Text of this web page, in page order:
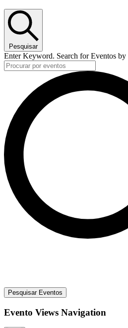
Pesquisar
Enter Keyword. Search for Eventos
Pesquisar Eventos
Evento Views Navigation